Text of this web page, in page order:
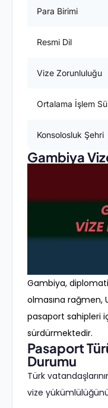
Para Birimi
Resmi Dil
Vize Zorunluluğu
Ortalama İşlem
Konsolosluk Şehri
Gambiya
Gambiya,
olmasına rağmen,
pasaport sahipleri
sürdürmektedir.
Pasaport
Durumu
Türk
vize